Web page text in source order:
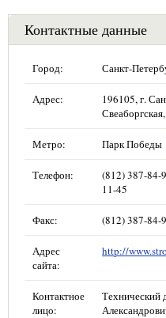
Контактные данные
Город: Санкт-
Адрес:
196105, г.
Метро: Парк Победы
Телефон:
(812) 387-84-
11-45
Факс: (812) 387-84-
Адрес
сайта:
http://
Контактное
лицо:
Технический